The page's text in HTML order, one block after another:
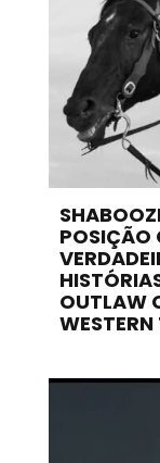
POSIÇÃO
OUTLAW
WESTERN